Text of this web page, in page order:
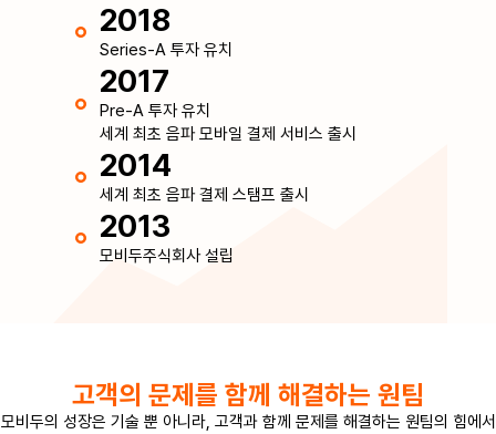
2018
Series-A 투자 유치
2017
Pre-A 투자 유치
세계 최초 음파 모바일 결제 서비스 출시
2014
세계 최초 음파 결제 스탬프 출시
2013
모비두주식회사 설립
고객의 문제를 함께 해결하는 원팀
모비두의 성장은 기술 뿐 아니라, 고객과 함께 문제를 해결하는 원팀의 힘에서